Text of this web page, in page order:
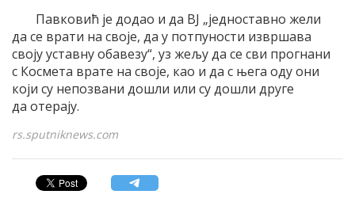
Павковић је додао и да ВЈ „једноставно жели
да се врати на своје, да у потпуности извршава
своју уставну обавезу“, уз жељу да се сви прогнани
с Космета врате на своје, као и да с њега оду они
који су непозвани дошли или су дошли друге
да отерају.
rs.sputniknews.com